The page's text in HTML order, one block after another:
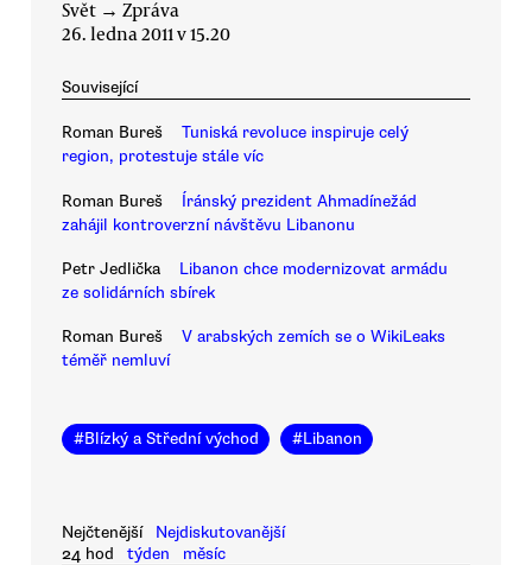
Svět → Zpráva
26. ledna 2011 v 15.20
Související
Roman Bureš
Tuniská revoluce inspiruje celý
region, protestuje stále víc
Roman Bureš
Íránský prezident Ahmadínežád
zahájil kontroverzní návštěvu Libanonu
Petr Jedlička
Libanon chce modernizovat armádu
ze solidárních sbírek
Roman Bureš
V arabských zemích se o WikiLeaks
téměř nemluví
#Blízký a Střední východ #Libanon
Nejčtenější
Nejdiskutovanější
24 hod
týden měsíc